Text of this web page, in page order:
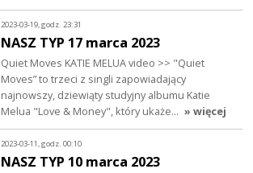
2023-03-19, godz. 23:31
NASZ TYP 17 marca 2023
Quiet Moves KATIE MELUA video >> "Quiet
Moves” to trzeci z singli zapowiadający
najnowszy, dziewiąty studyjny albumu Katie
Melua "Love & Money", który ukaże… » więcej
2023-03-11, godz. 00:10
NASZ TYP 10 marca 2023